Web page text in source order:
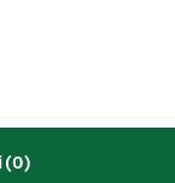
(0)American